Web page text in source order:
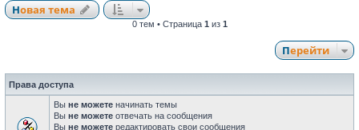
Новая тема
0 тем • Страница 1 из 1
Перейти
Права доступа
Вы не можете начинать темы
Вы не можете отвечать на сообщения
Вы не можете редактировать свои сообщения